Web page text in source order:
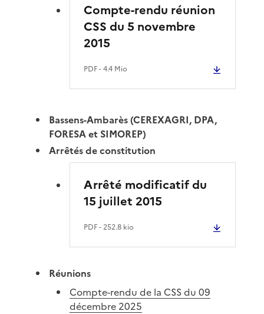
Compte-rendu réunion
CSS du 5 novembre
2015
PDF- 4.4 Mio
Bassens-Ambarès (CEREXAGRI, DPA,
FORESA et SIMOREP)
Arrêtés de constitution
Arrêté modificatif du
15 juillet 2015
PDF- 252.8 kio
Réunions
Compte-rendu de la CSS du 09
décembre 2025